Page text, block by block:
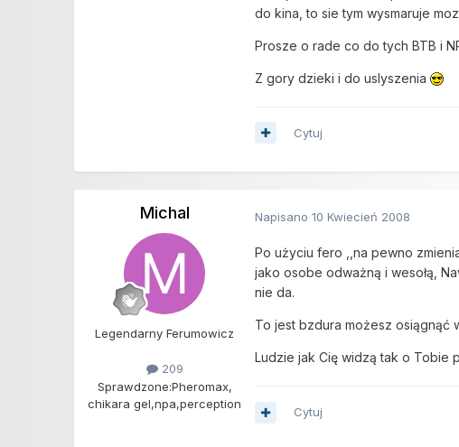
do kina, to sie tym wysmaruje
Prosze o rade co do tych BTB i
Z gory dzieki i do uslyszenia
Cytuj
Michal
Legendarny Ferumowicz
209
Sprawdzone:Pheromax,
chikara gel,npa,perception
Napisano10 Kwiecień 2008
Po użyciu fero ,,na pewno
jako osobe odważną i wesołą,
nie da.
To jest bzdura możesz osiągnąć
Ludzie jak Cię widzą tak o Tobie
Cytuj